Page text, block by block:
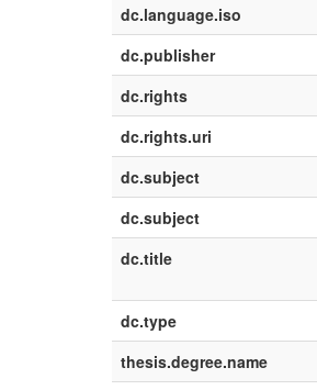
dc.language.iso
dc.publisher
dc.rights
dc.rights.uri
dc.subject
dc.subject
dc.title
dc.type
thesis.degree.name